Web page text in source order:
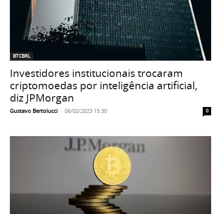
BTCBRL
Investidores institucionais trocaram
criptomoedas por inteligência artificial,
diz JPMorgan
Gustavo Bertolucci - 06/02/2023 15:30 0